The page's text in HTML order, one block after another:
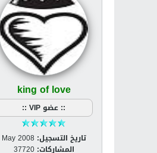
king of love
:: عضو VIP ::
تاريخ التسجيل: May 2008
المشاركات: 37720